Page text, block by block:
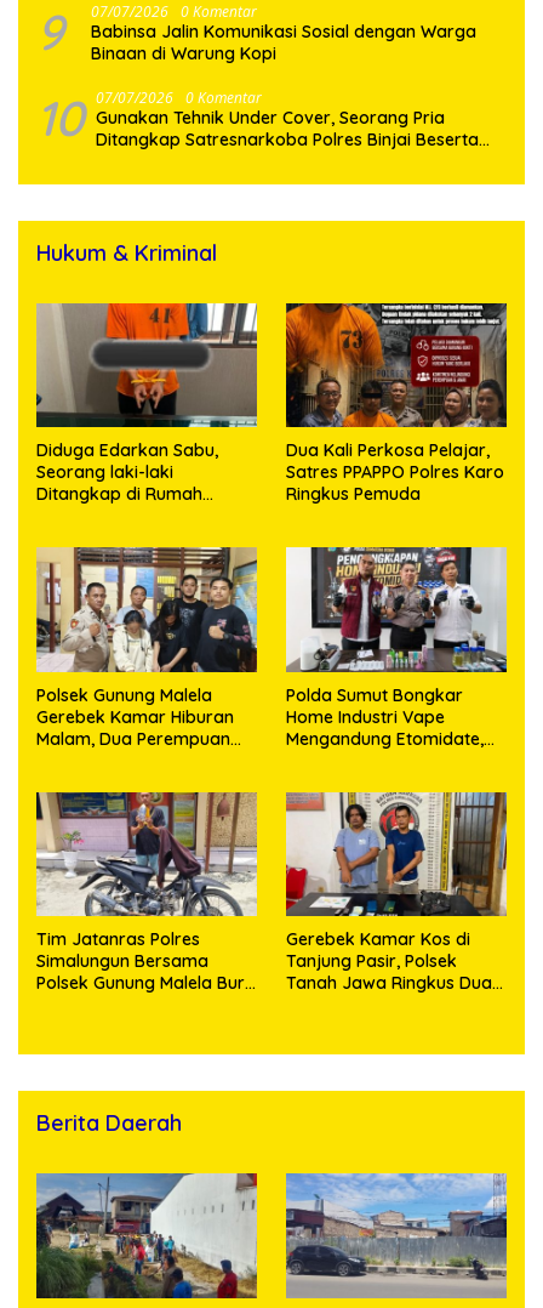
9 07/07/2026 0 Komentar
Babinsa Jalin Komunikasi Sosial dengan Warga
Binaan di Warung Kopi
10 07/07/2026 0 Komentar
Gunakan Tehnik Under Cover, Seorang Pria
Ditangkap Satresnarkoba Polres Binjai Beserta
Hukum & Kriminal
Diduga Edarkan Sabu,
Seorang laki-laki
Ditangkap di Rumah
Puluhan Plastik Klip
Dua Kali Perkosa Pelajar,
Satres PPAPPO Polres Karo
Ringkus Pemuda
Polsek Gunung Malela
Gerebek Kamar Hiburan
Malam, Dua Perempuan
Polda Sumut Bongkar
Home Industri Vape
Mengandung Etomidate,
Tim Jatanras Polres
Simalungun Bersama
Polsek Gunung Malela Buru
Gerebek Kamar Kos di
Tanjung Pasir, Polsek
Tanah Jawa Ringkus Dua
Berita Daerah